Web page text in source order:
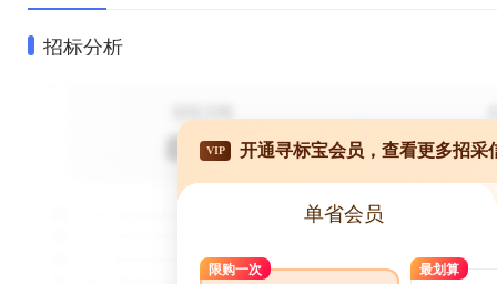
招标分析
VIP 开通寻标宝会员，查看更多招采
单省会员
限购一次 最划算